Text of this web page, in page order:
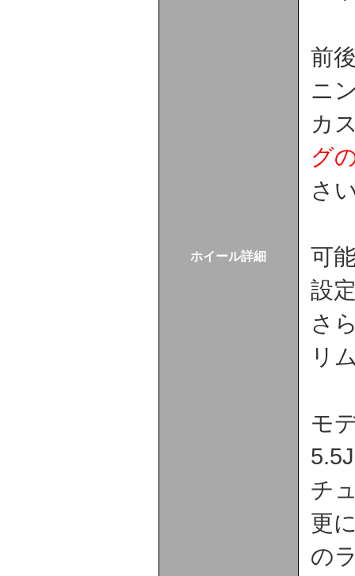
ホイール詳細
前
ニ
カ
グ
さ
可
設
さ
リ
モ
チ
更
の